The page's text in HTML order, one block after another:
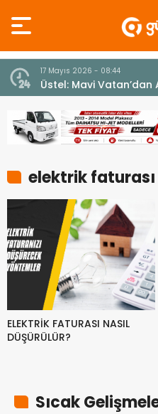
17 Mayıs 2026 - 08:44
Üstel: Mavi
elektrik faturası
ELEKTRİK FATURASI NASIL
DÜŞÜRÜLÜR?
Sıcak